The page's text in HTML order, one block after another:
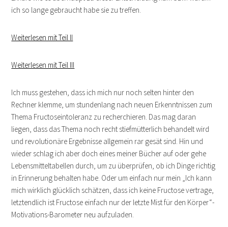
ich so lange gebraucht habe sie zu treffen.
Weiterlesen mit Teil II
Weiterlesen mit Teil III
Ich muss gestehen, dass ich mich nur noch selten hinter den
Rechner klemme, um stundenlang nach neuen Erkenntnissen zum
Thema Fructoseintoleranz zu recherchieren. Das mag daran
liegen, dass das Thema noch recht stiefmütterlich behandelt wird
und revolutionäre Ergebnisse allgemein rar gesät sind. Hin und
wieder schlag ich aber doch eines meiner Bücher auf oder gehe
Lebensmitteltabellen durch, um zu überprüfen, ob ich Dinge richtig
in Erinnerung behalten habe. Oder um einfach nur mein „Ich kann
mich wirklich glücklich schätzen, dass ich keine Fructose vertrage,
letztendlich ist Fructose einfach nur der letzte Mist für den Körper“-
Motivations-Barometer neu aufzuladen.